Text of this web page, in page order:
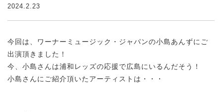
2024.2.23
今回は、ワーナーミュージック・ジャパンの小島あんずにご
出演頂きました！
今、小島さんは浦和レッズの応援で広島にいるんだそう！
小島さんにご紹介頂いたアーティストは・・・